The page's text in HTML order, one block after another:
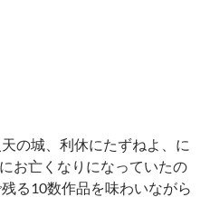
の城、利休にたずねよ、に
お亡くなりになっていたの
る10数作品を味わいながら